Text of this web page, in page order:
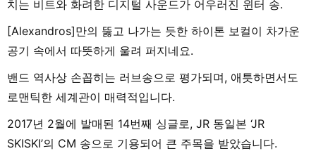
치는 비트와 화려한 디지털 사운드가 어우러진 윈터 송.
[Alexandros]만의 뚫고 나가는 듯한 하이톤 보컬이 차가운
공기 속에서 따뜻하게 울려 퍼지네요.
밴드 역사상 손꼽히는 러브송으로 평가되며, 애틋하면서도
로맨틱한 세계관이 매력적입니다.
2017년 2월에 발매된 14번째 싱글로, JR 동일본 ‘JR
SKISKI’의 CM 송으로 기용되어 큰 주목을 받았습니다.